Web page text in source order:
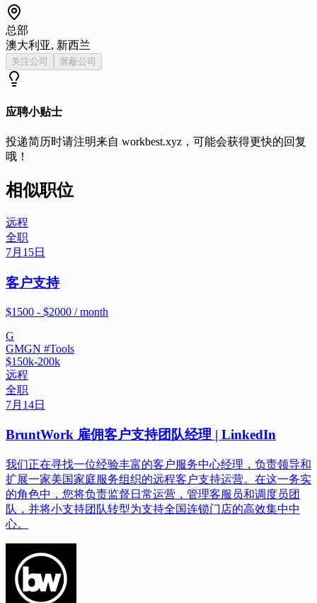
总部
澳大利亚, 新西兰
关注公司 屏蔽公司
应聘小贴士
投递简历时请注明来自 workbest.xyz ，可能会获得更快的回复
哦！
相似职位
远程
全职
7月15日
客户支持
$1500 - $2000 / month
G
GMGN #Tools
$150k-200k
远程
全职
7月14日
BruntWork 雇佣客户支持团队经理 | LinkedIn
我们正在寻找一位经验丰富的客户服务中心经理，负责领导和
扩展一家美国家庭服务组织的远程客户支持运营。在这一务实
的角色中，您将负责监督日常运营，管理客服员和调度员团
队，并将小支持团队转型为支持全国连锁门店的高效集中中
心。